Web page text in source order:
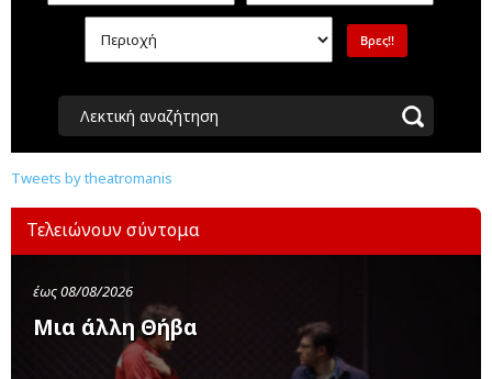
Λεκτική αναζήτηση
Tweets by theatromanis
Τελειώνουν σύντομα
έως 08/08/2026
Μια άλλη Θήβα